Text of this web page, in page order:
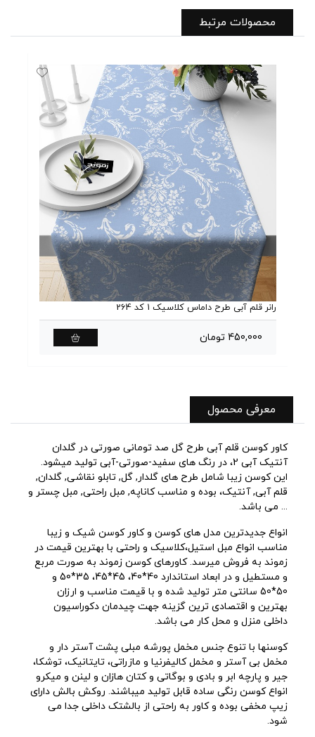
محصولات مرتبط
رانر قلم آبی طرح داماس کلاسیک 1 کد 264
450,000 تومان
معرفی محصول
کاور کوسن قلم آبی طرح گل صد تومانی صورتی در گلدان
آنتیک آبی 2، در رنگ های سفید-صورتی-آبی تولید میشود.
این کوسن زیبا شامل طرح های گلدار, گل, تابلو نقاشی, گلدان,
قلم آبی, آنتیک، بوده و مناسب کاناپه, مبل راحتی, مبل چستر و
... می باشد.
انواع جدیدترین مدل های کوسن و کاور کوسن شیک و زیبا
مناسب انواع مبل استیل،کلاسیک و راحتی با بهترین قیمت در
زموند به فروش میرسد. کاورهای کوسن زموند به صورت مربع
و مستطیل و در ابعاد استاندارد 40*40، 45*45، 35*50 و
50*50 سانتی متر تولید شده و با قیمت مناسب و ارزان
بهترین و اقتصادی ترین گزینه جهت چیدمان دکوراسیون
داخلی منزل و محل کار می باشد.
کوسنها با تنوع جنس مخمل پورشه مبلی پشت آستر دار و
مخمل بی آستر و مخمل کالیفرنیا و مازراتی، تایتانیک، توشکا،
جیر و پارچه ابر و بادی و بوگاتی و کتان هازان و لینن و میکرو
انواع کوسن رنگی ساده قابل تولید میباشند. روکش بالش دارای
زیپ مخفی بوده و کاور به راحتی از بالشتک داخلی جدا می
شود.